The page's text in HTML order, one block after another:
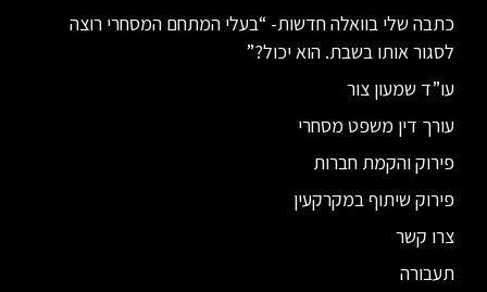
כתבה שלי בוואלה חדשות- “בעלי המתחם המסחרי רוצה
לסגור אותו בשבת. הוא יכול?”
עו”ד שמעון צור
עורך דין משפט מסחרי
פירוק והקמת חברות
פירוק שיתוף במקרקעין
צרו קשר
תעבורה